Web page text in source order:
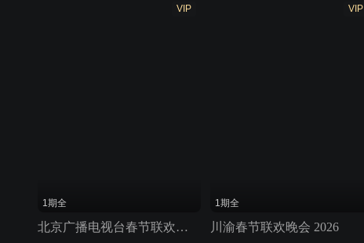
VIP
1期全
北京广播电视台春节联欢晚会 2026
VIP
1期全
川渝春节联欢晚会 2026